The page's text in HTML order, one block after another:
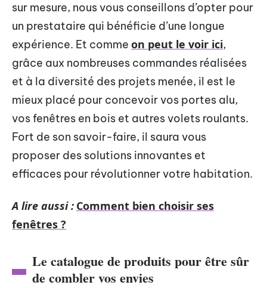
sur mesure, nous vous conseillons d’opter pour
un prestataire qui bénéficie d’une longue
expérience. Et comme on peut le voir ici,
grâce aux nombreuses commandes réalisées
et à la diversité des projets menée, il est le
mieux placé pour concevoir vos portes alu,
vos fenêtres en bois et autres volets roulants.
Fort de son savoir-faire, il saura vous
proposer des solutions innovantes et
efficaces pour révolutionner votre habitation.
A lire aussi : Comment bien choisir ses
fenêtres ?
Le catalogue de produits pour être sûr
de combler vos envies